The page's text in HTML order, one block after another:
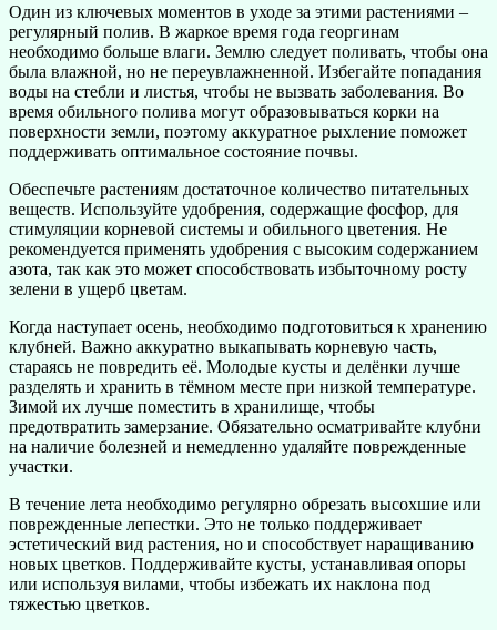
Один из ключевых моментов в уходе за этими растениями –
регулярный полив. В жаркое время года георгинам
необходимо больше влаги. Землю следует поливать, чтобы она
была влажной, но не переувлажненной. Избегайте попадания
воды на стебли и листья, чтобы не вызвать заболевания. Во
время обильного полива могут образовываться корки на
поверхности земли, поэтому аккуратное рыхление поможет
поддерживать оптимальное состояние почвы.
Обеспечьте растениям достаточное количество питательных
веществ. Используйте удобрения, содержащие фосфор, для
стимуляции корневой системы и обильного цветения. Не
рекомендуется применять удобрения с высоким содержанием
азота, так как это может способствовать избыточному росту
зелени в ущерб цветам.
Когда наступает осень, необходимо подготовиться к хранению
клубней. Важно аккуратно выкапывать корневую часть,
стараясь не повредить её. Молодые кусты и делёнки лучше
разделять и хранить в тёмном месте при низкой температуре.
Зимой их лучше поместить в хранилище, чтобы
предотвратить замерзание. Обязательно осматривайте клубни
на наличие болезней и немедленно удаляйте поврежденные
участки.
В течение лета необходимо регулярно обрезать высохшие или
поврежденные лепестки. Это не только поддерживает
эстетический вид растения, но и способствует наращиванию
новых цветков. Поддерживайте кусты, устанавливая опоры
или используя вилами, чтобы избежать их наклона под
тяжестью цветков.